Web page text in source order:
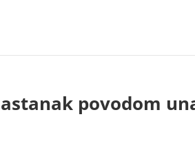
povodom